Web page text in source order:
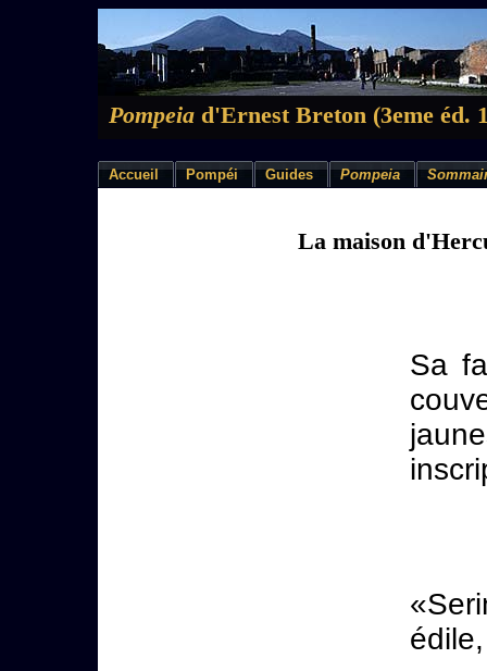
Pompeia d'Ernest Breton (3eme éd.
Accueil Pompéi Guides Pompeia
La maison
Sa